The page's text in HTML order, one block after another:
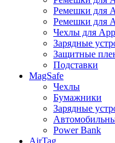
Ремешки для
Ремешки для
Чехлы для
Зарядные
Защитные
Подставки
MagSafe
Чехлы
Бумажники
Зарядные
Power Bank
AirTag